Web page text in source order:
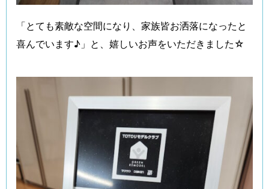
「とても素敵な空間になり、家族皆お洒落になったと
喜んでいます♪」と、嬉しいお声をいただきました☆